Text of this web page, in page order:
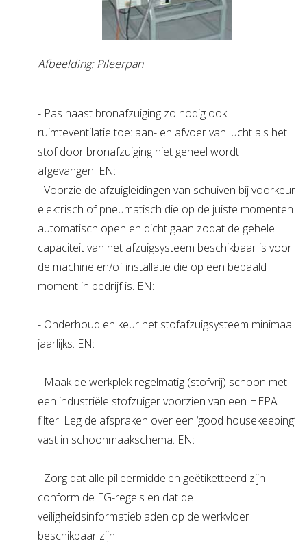
Afbeelding: Pileerpan
- Pas naast bronafzuiging zo nodig ook
ruimteventilatie toe: aan- en afvoer van lucht als het
stof door bronafzuiging niet geheel wordt
afgevangen. EN:
- Voorzie de afzuigleidingen van schuiven bij voorkeur
elektrisch of pneumatisch die op de juiste momenten
automatisch open en dicht gaan zodat de gehele
capaciteit van het afzuigsysteem beschikbaar is voor
de machine en/of installatie die op een bepaald
moment in bedrijf is. EN:
- Onderhoud en keur het stofafzuigsysteem minimaal
jaarlijks. EN:
- Maak de werkplek regelmatig (stofvrij) schoon met
een industriële stofzuiger voorzien van een HEPA
filter. Leg de afspraken over een ‘good housekeeping’
vast in schoonmaakschema. EN:
- Zorg dat alle pilleermiddelen geëtiketteerd zijn
conform de EG-regels en dat de
veiligheidsinformatiebladen op de werkvloer
beschikbaar zijn.